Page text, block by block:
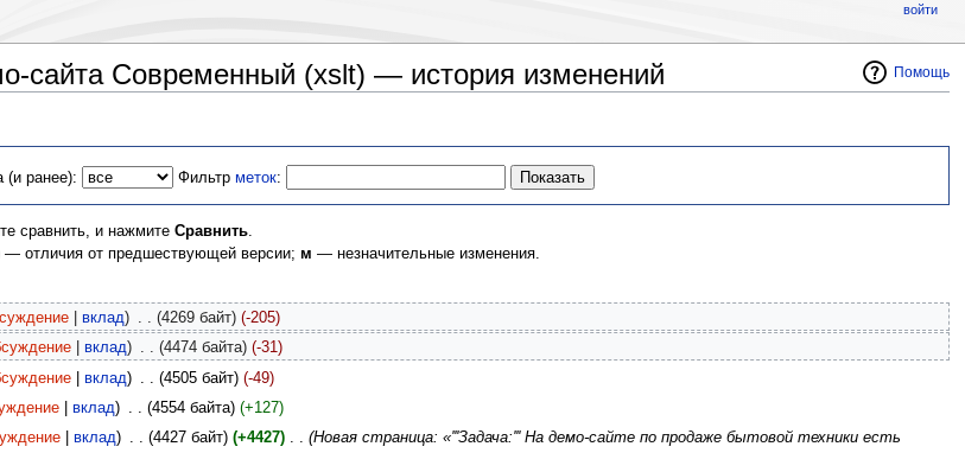
Помощь
сайта Современный (xslt) — история изменений
(и ранее): Фильтрметок:
сравнить, и нажмите Сравнить.
— отличия от предшествующей версии; м — незначительные изменения.
|вклад) . . (4269 байт) (-205)
|вклад) . . (4474 байта) (-31)
|вклад) (4505 байт) (-49)
|вклад) . . (4554 байта) (+127)
|вклад) . . (4427 байт) (+4427)‎ . . (Новая страница: «'''Задача:''' На демо-сайте по продаже бытовой техники есть
войти